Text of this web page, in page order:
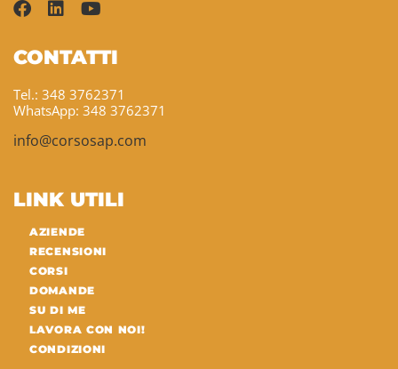
CONTATTI
Tel.: 348 3762371
WhatsApp: 348 3762371
info@corsosap.com
LINK UTILI
AZIENDE
RECENSIONI
CORSI
DOMANDE
SU DI ME
LAVORA CON NOI!
CONDIZIONI